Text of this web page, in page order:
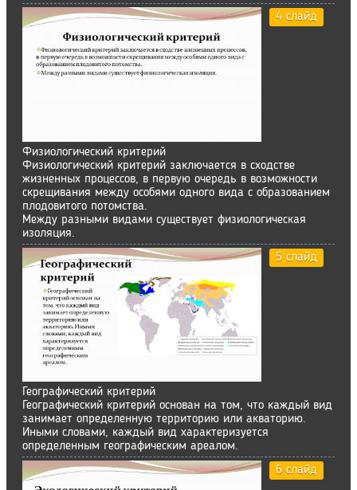
4 слайд
Физиологический критерий
Физиологический критерий заключается в сходстве
жизненных процессов, в первую очередь в возможности
скрещивания между особями одного вида с образованием
плодовитого потомства.
Между разными видами существует физиологическая
изоляция.
5 слайд
Географический критерий
Географический критерий основан на том, что каждый вид
занимает определенную территорию или акваторию.
Иными словами, каждый вид характеризуется
определенным географическим ареалом.
6 слайд